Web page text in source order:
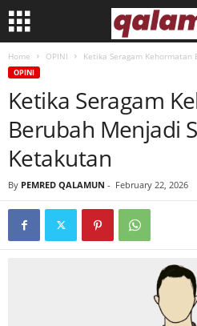
a
Home OPINI Ketika Seragam
OPINI
Ketika Seragam
Berubah Menjadi
Ketakutan
By PEMRED QALAMUN - February 22, 2026